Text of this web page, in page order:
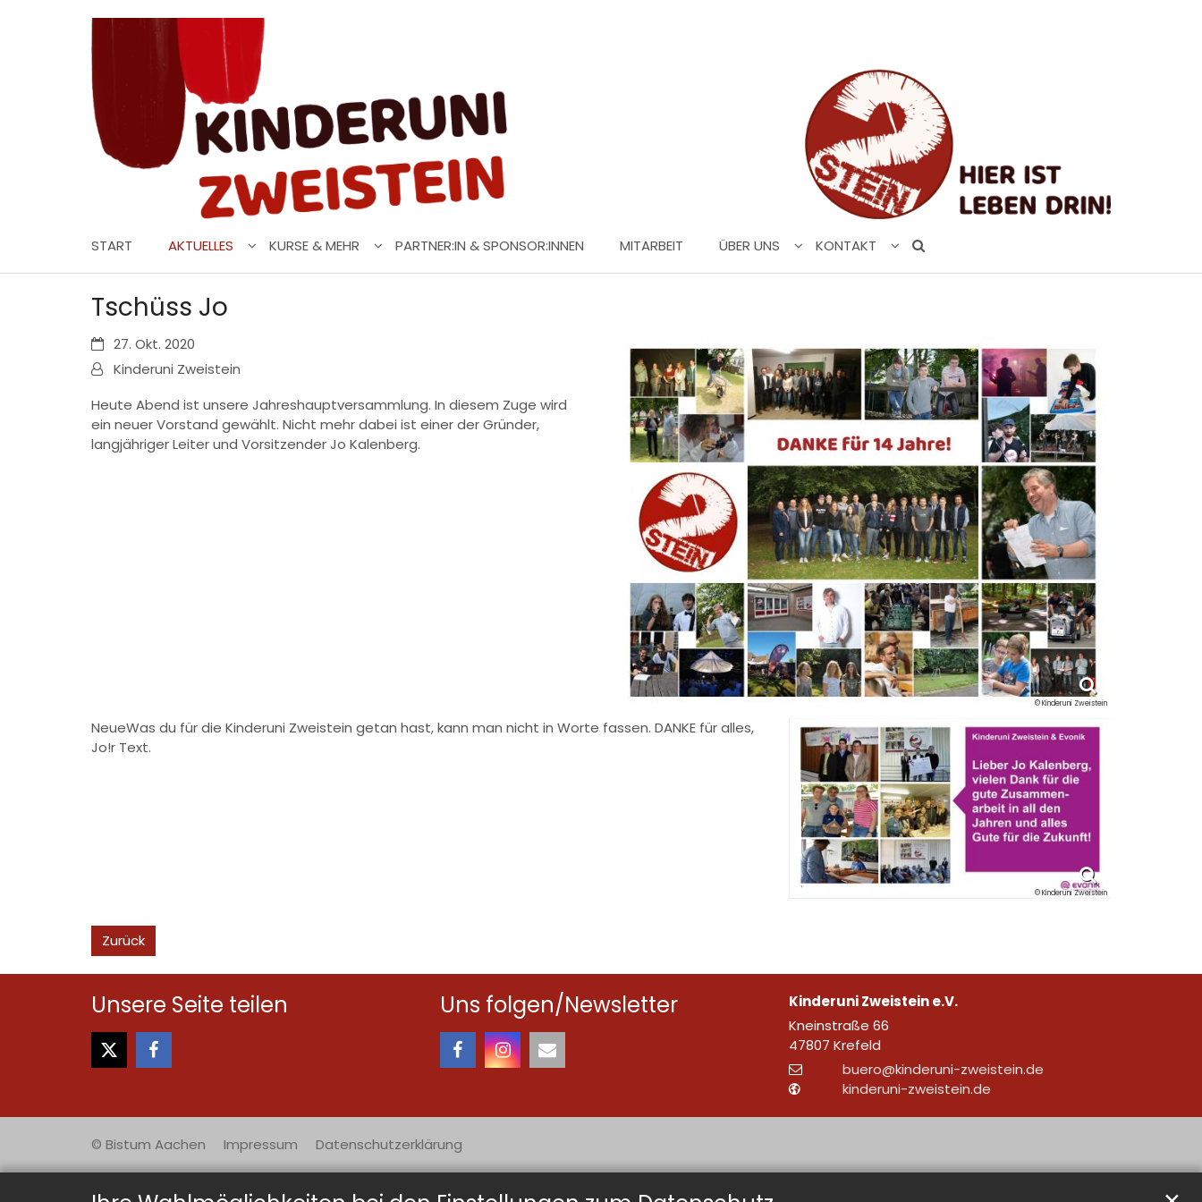
START AKTUELLES KURSE & MEHR PARTNER:IN & SPONSOR:INNEN MITARBEIT ÜBER UNS KONTAKT
Tschüss Jo
© Kinderuni Zweistein
Datum:27. Okt. 2020
Von:Kinderuni Zweistein
Heute Abend ist unsere Jahreshauptversammlung. In diesem Zuge wird
ein neuer Vorstand gewählt. Nicht mehr dabei ist einer der Gründer,
langjähriger Leiter und Vorsitzender Jo Kalenberg.
© Kinderuni Zweistein
NeueWas du für die Kinderuni Zweistein getan hast, kann man nicht in Worte fassen. DANKE für alles,
Jo!r Text.
Zurück
Unsere Seite teilen Uns folgen/Newsletter
Kinderuni Zweistein e.V.
Kneinstraße 66
47807 Krefeld
buero@kinderuni-zweistein.de
kinderuni-zweistein.de
© Bistum Aachen Impressum Datenschutzerklärung